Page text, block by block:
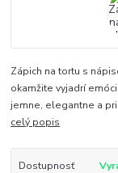
Zápich na tortu s
okamžite vyjadrí
jemne, elegantne a
celý popis
Dostupnosť